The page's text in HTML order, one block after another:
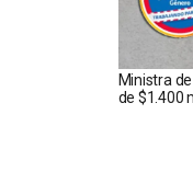
Ministra
de $1.400